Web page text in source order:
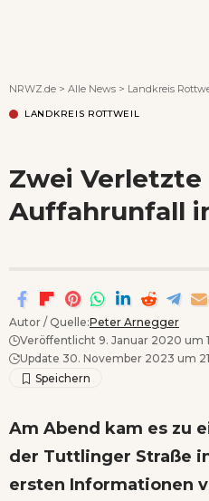
NRWZ.de > Alle News > Landkreis
LANDKREIS ROTTWEIL
Zwei Verletzte
Auffahrunfall
Autor / Quelle:Peter Arnegger
Veröffentlicht 9. Januar 2020 um
Update 30. November 2023 um
Am Abend kam es zu
der Tuttlinger Straße
ersten Informationen